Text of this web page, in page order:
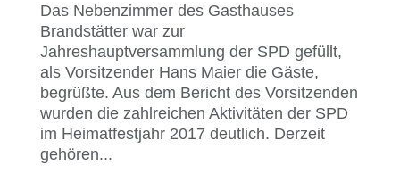
Das Nebenzimmer des Gasthauses
Brandstätter war zur
Jahreshauptversammlung der SPD gefüllt,
als Vorsitzender Hans Maier die Gäste,
begrüßte. Aus dem Bericht des Vorsitzenden
wurden die zahlreichen Aktivitäten der SPD
im Heimatfestjahr 2017 deutlich. Derzeit
gehören...